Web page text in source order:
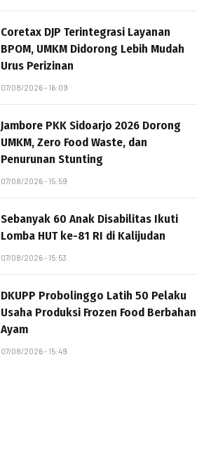
Coretax DJP Terintegrasi Layanan
BPOM, UMKM Didorong Lebih Mudah
Urus Perizinan
07/08/2026 - 16:09
Jambore PKK Sidoarjo 2026 Dorong
UMKM, Zero Food Waste, dan
Penurunan Stunting
07/08/2026 - 15:59
Sebanyak 60 Anak Disabilitas Ikuti
Lomba HUT ke-81 RI di Kalijudan
07/08/2026 - 15:53
DKUPP Probolinggo Latih 50 Pelaku
Usaha Produksi Frozen Food Berbahan
Ayam
07/08/2026 - 15:49